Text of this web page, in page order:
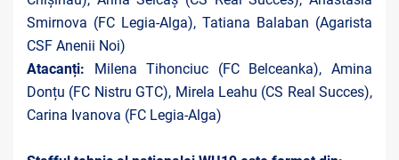
Smirnova (FC Legia-Alga), Tatiana Balaban (Agarista
CSF Anenii Noi)
Atacanți: Milena Tihonciuc (FC Belceanka), Amina
Donțu (FC Nistru GTC), Mirela Leahu (CS Real Succes),
Carina Ivanova (FC Legia-Alga)